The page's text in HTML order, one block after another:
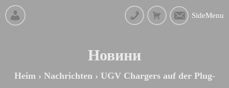
SideMenu
Новини
Heim › Nachrichten › UGV Chargers auf der Plug-